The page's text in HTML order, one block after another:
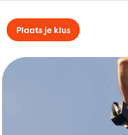
Plaats je klus